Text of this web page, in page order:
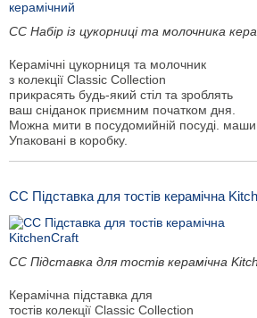
CC Набір із цукорниці та молочника
Керамічні цукорниця та молочник
з колекції Classic Collection
прикрасять будь-який стіл та зроблять
ваш сніданок приємним початком дня.
Можна мити в посудомийній посуді.
Упаковані в коробку.
CC Підставка для тостів керамічна
CC Підставка для тостів керамічна
Керамічна підставка для
тостів колекції Classic Collection